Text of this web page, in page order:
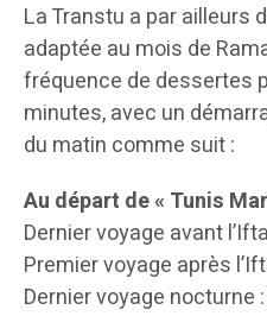
La Transtu a par ailleurs
adaptée au mois de
fréquence de dessertes
minutes, avec un
du matin comme suit :
Au départ de « Tunis
Dernier voyage avant
Premier voyage après
Dernier voyage nocturne